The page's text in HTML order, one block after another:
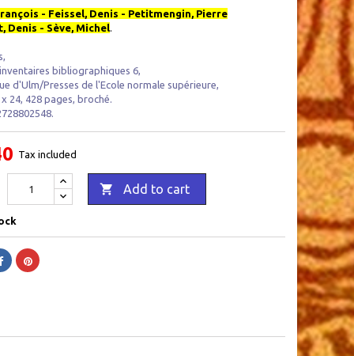
- Feissel, Denis - Petitmengin, Pierre
Denis - Sève, Michel.
bibliographiques 6,
d'Ulm/Presses de l'Ecole normale supérieure,
x 24, 428 pages, broché.
Tax included
 Add to cart